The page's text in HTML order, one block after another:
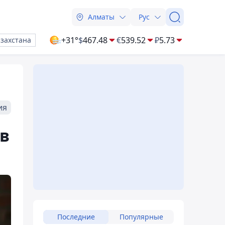
Алматы Рус
+31°$467.48 €539.52 ₽5.73
Последние Популярные